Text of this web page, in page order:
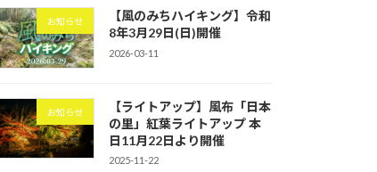
お知らせ
【風のみちハイキング】令和
8年3月29日(日)開催
2026-03-11
お知らせ
【ライトアップ】風布「日本
の里」紅葉ライトアップ 本
日11月22日より開催
2025-11-22